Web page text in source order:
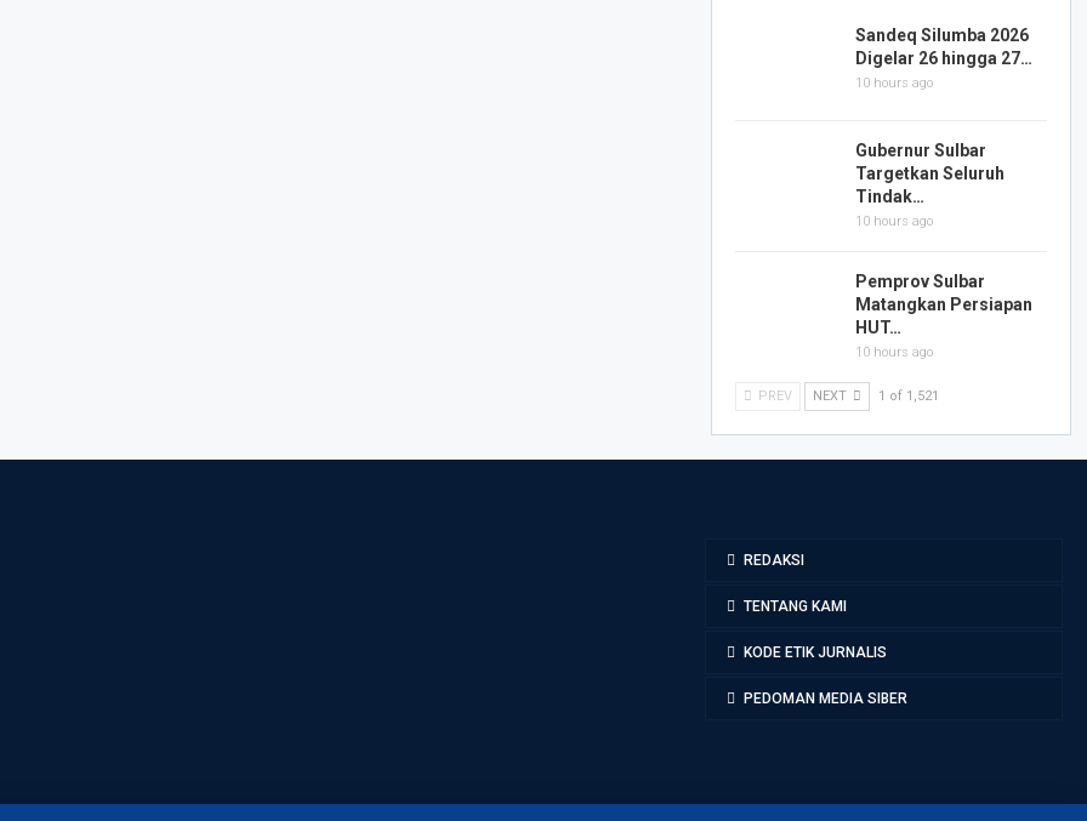
Sandeq Silumba 2026
Digelar 26 hingga 27…
10 hours ago
Gubernur Sulbar
Targetkan Seluruh
Tindak…
10 hours ago
Pemprov Sulbar
Matangkan Persiapan
HUT…
10 hours ago
PREV NEXT 1 of 1,521
REDAKSI
TENTANG KAMI
KODE ETIK JURNALIS
PEDOMAN MEDIA SIBER